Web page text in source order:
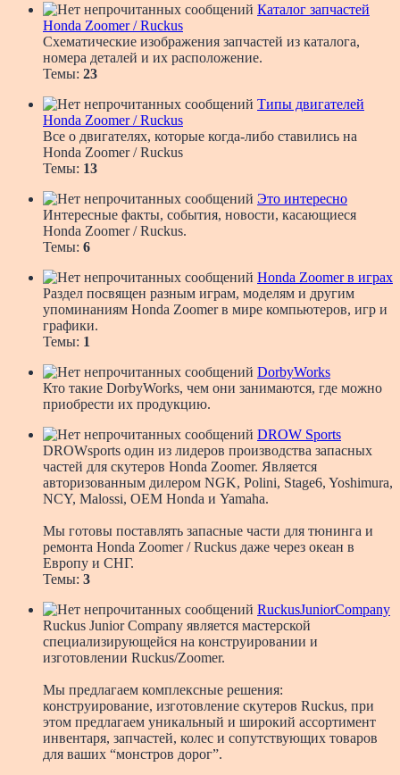
Каталог запчастей
Honda Zoomer / Ruckus
Схематические изображения запчастей из каталога,
номера деталей и их расположение.
Темы: 23
Типы двигателей
Honda Zoomer / Ruckus
Все о двигателях, которые когда-либо ставились на
Honda Zoomer / Ruckus
Темы: 13
Это интересно
Интересные факты, события, новости, касающиеся
Honda Zoomer / Ruckus.
Темы: 6
Honda Zoomer в играх
Раздел посвящен разным играм, моделям и другим
упоминаниям Honda Zoomer в мире компьютеров, игр и
графики.
Темы: 1
DorbyWorks
Кто такие DorbyWorks, чем они занимаются, где можно
приобрести их продукцию.
DROW Sports
DROWsports один из лидеров производства запасных
частей для скутеров Honda Zoomer. Является
авторизованным дилером NGK, Polini, Stage6, Yoshimura,
NCY, Malossi, OEM Honda и Yamaha.
Мы готовы поставлять запасные части для тюнинга и
ремонта Honda Zoomer / Ruckus даже через океан в
Европу и СНГ.
Темы: 3
RuckusJuniorCompany
Ruckus Junior Company является мастерской
специализирующейся на конструировании и
изготовлении Ruckus/Zoomer.
Мы предлагаем комплексные решения:
конструирование, изготовление скутеров Ruckus, при
этом предлагаем уникальный и широкий ассортимент
инвентаря, запчастей, колес и сопутствующих товаров
для ваших “монстров дорог”.